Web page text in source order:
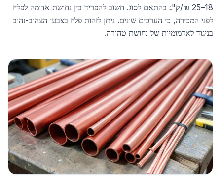
18–25 ₪/ק"ג בהתאם לסוג. חשוב להפריד בין נחושת אדומה לפליז
לפני המכירה, כי הערכים שונים. ניתן לזהות פליז בצבעו הצהוב-זהוב
בניגוד לאדמומיות של נחושת טהורה.